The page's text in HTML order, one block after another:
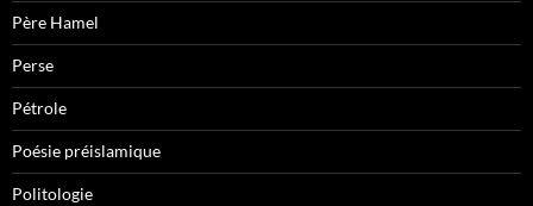
Père Hamel
Perse
Pétrole
Poésie préislamique
Politologie